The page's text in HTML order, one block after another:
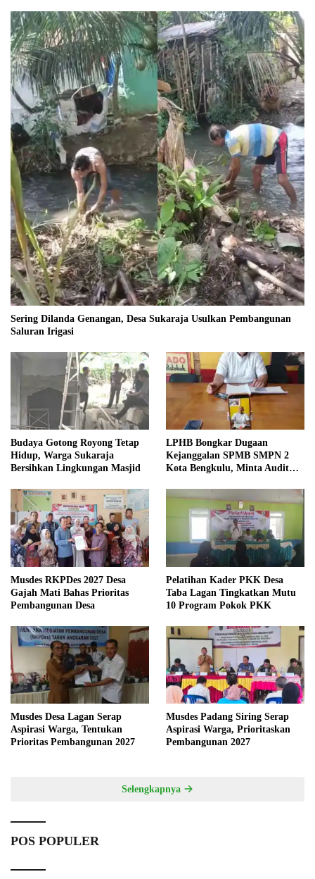
Sering Dilanda Genangan, Desa Sukaraja Usulkan Pembangunan
Saluran Irigasi
Budaya Gotong Royong Tetap
Hidup, Warga Sukaraja
Bersihkan Lingkungan Masjid
LPHB Bongkar Dugaan
Kejanggalan SPMB SMPN 2
Kota Bengkulu, Minta Audit
Musdes RKPDes 2027 Desa
Gajah Mati Bahas Prioritas
Pembangunan Desa
Pelatihan Kader PKK Desa
Taba Lagan Tingkatkan Mutu
10 Program Pokok PKK
Musdes Desa Lagan Serap
Aspirasi Warga, Tentukan
Prioritas Pembangunan 2027
Musdes Padang Siring Serap
Aspirasi Warga, Prioritaskan
Pembangunan 2027
Selengkapnya
POS POPULER